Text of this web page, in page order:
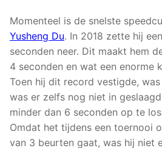
Momenteel is de snelste
Yusheng Du. In 2018 zette hij
seconden neer. Dit maakt hem
4 seconden en wat een enorme
Toen hij dit record vestigde,
was er zelfs nog niet in
minder dan 6 seconden op te
Omdat het tijdens een toernooi
van 3 beurten gaat, was hij niet